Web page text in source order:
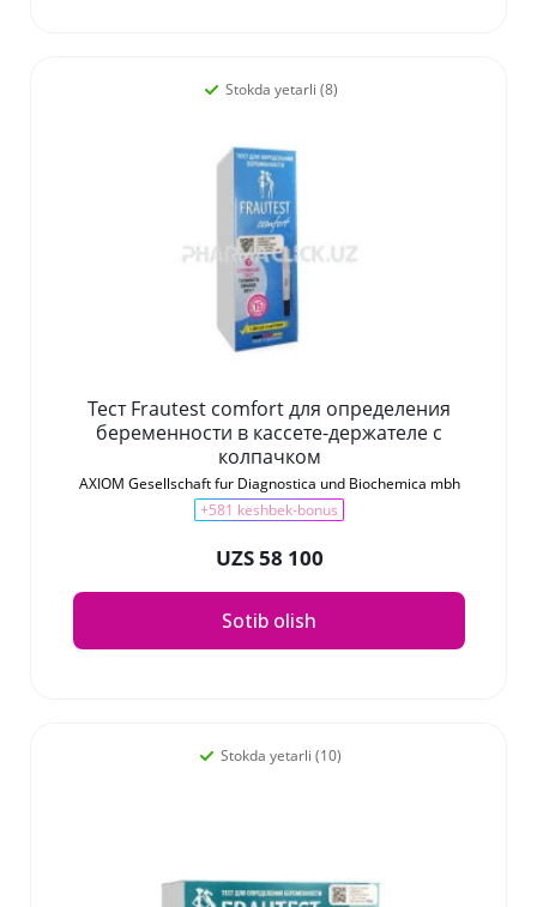
Stokda yetarli (8)
Тест Frautest comfort для определения
беременности в кассете-держателе с
колпачком
AXIOM Gesellschaft fur Diagnostica und Biochemica mbh
+581 keshbek-bonus
UZS 58 100
Sotib olish
Stokda yetarli (10)